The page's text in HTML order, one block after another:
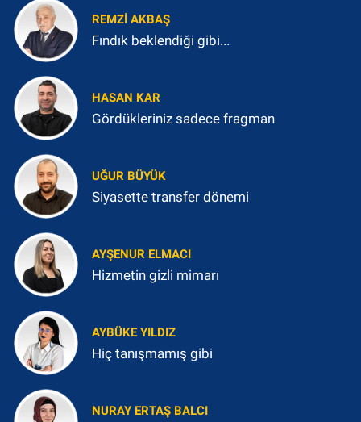
REMZI AKBAŞ
Fındık beklendiği gibi...
HASAN KAR
Gördükleriniz sadece fragman
UĞUR BÜYÜK
Siyasette transfer dönemi
AYŞENUR ELMACI
Hizmetin gizli mimarı
AYBÜKE YILDIZ
Hiç tanışmamış gibi
NURAY ERTAŞ BALCI